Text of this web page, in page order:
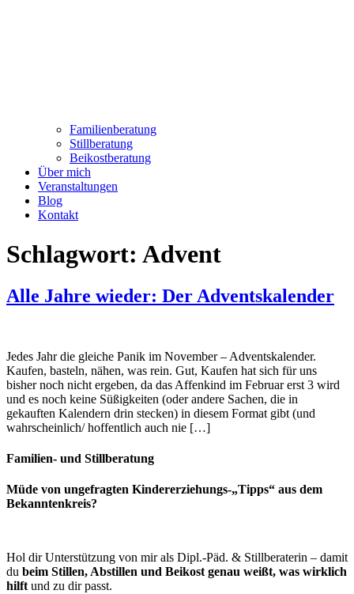
Familienberatung
Stillberatung
Beikostberatung
Über mich
Veranstaltungen
Blog
Kontakt
Schlagwort: Advent
Alle Jahre wieder: Der Adventskalender
Jedes Jahr die gleiche Panik im November – Adventskalender.
Kaufen, basteln, nähen, was rein. Gut, Kaufen hat sich für uns
bisher noch nicht ergeben, da das Affenkind im Februar erst 3 wird
und es noch keine Süßigkeiten (oder andere Sachen, die in
gekauften Kalendern drin stecken) in diesem Format gibt (und
wahrscheinlich/ hoffentlich auch nie […]
Familien- und Stillberatung
Müde von ungefragten Kindererziehungs-„Tipps“ aus dem
Bekanntenkreis?
Hol dir Unterstützung von mir als Dipl.-Päd. & Stillberaterin – damit
du beim Stillen, Abstillen und Beikost genau weißt, was wirklich
hilft und zu dir passt.